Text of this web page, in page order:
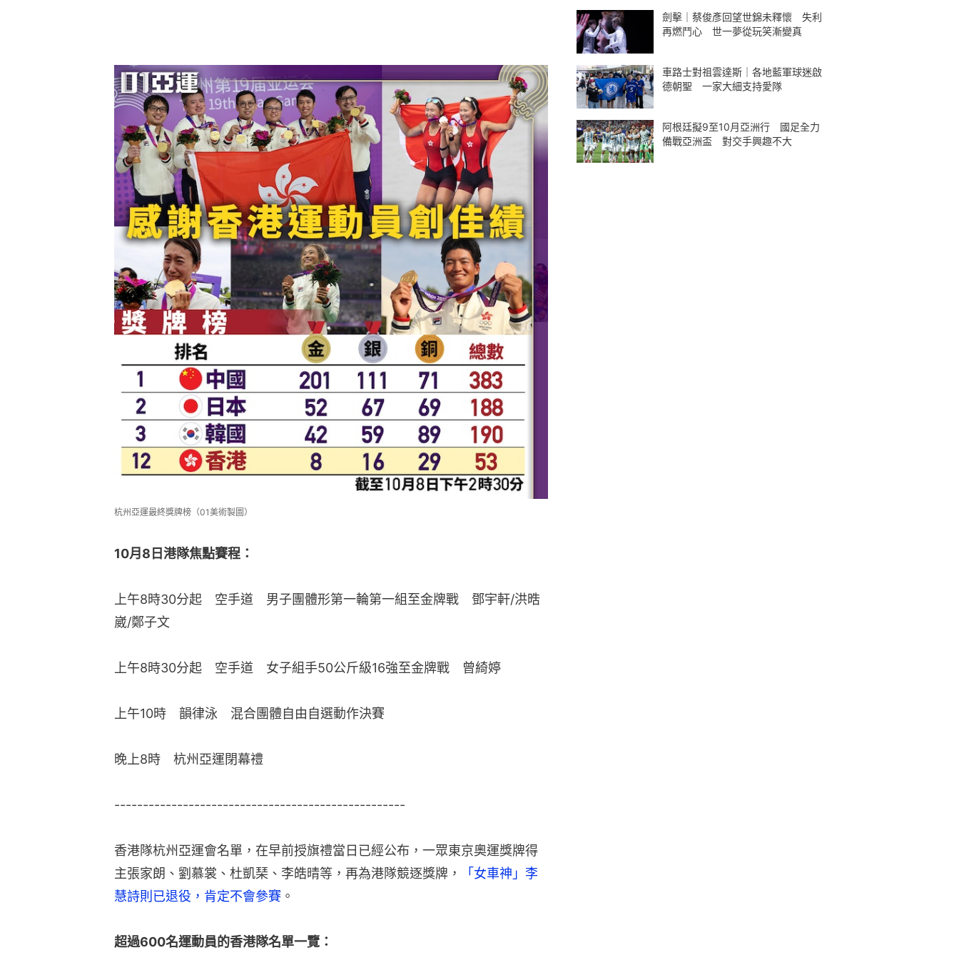
杭州亞運最終獎牌榜（01美術製圖）
10月8日港隊焦點賽程：
上午8時30分起　空手道　男子團體形第一輪第一組至金牌戰　鄧宇軒/洪晧
崴/鄭子文
上午8時30分起　空手道　女子組手50公斤級16強至金牌戰　曾綺婷
上午10時　韻律泳　混合團體自由自選動作決賽
晚上8時　杭州亞運閉幕禮
---------------------------------------------------
香港隊杭州亞運會名單，在早前授旗禮當日已經公布，一眾東京奧運獎牌得
主張家朗、劉慕裳、杜凱琹、李皓晴等，再為港隊競逐獎牌，
「女車神」李
慧詩則已退役，肯定不會參賽 。
超過600名運動員的香港隊名單一覽：
劍擊｜蔡俊彥回望世錦未釋懷 失利
再燃鬥心 世一夢從玩笑漸變真
車路士對祖雲達斯｜各地藍軍球迷啟
德朝聖 一家大細支持愛隊
阿根廷擬9至10月亞洲行 國足全力
備戰亞洲盃 對交手興趣不大